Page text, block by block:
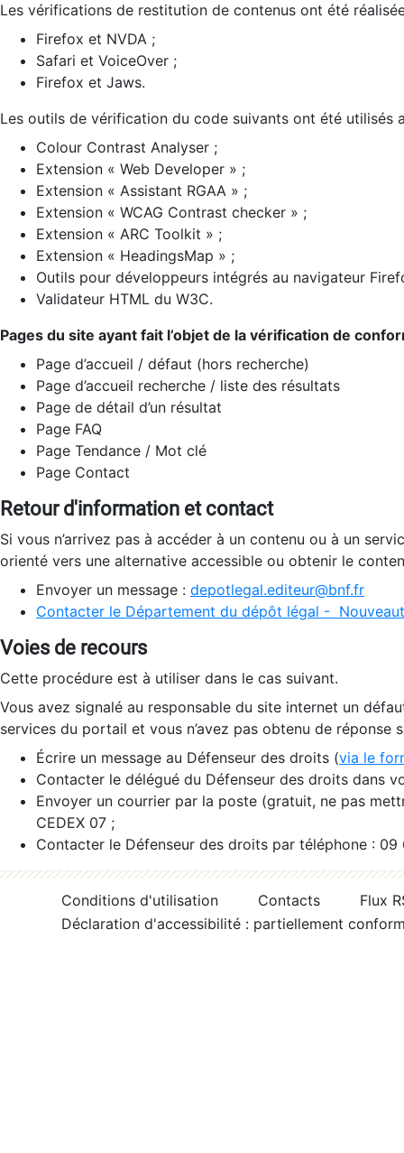
Les vérifications de restitution de contenus ont été
Firefox et NVDA ;
Safari et VoiceOver ;
Firefox et Jaws.
Les outils de vérification du code suivants ont été utilisés
Colour Contrast Analyser ;
Extension « Web Developer » ;
Extension « Assistant RGAA » ;
Extension « WCAG Contrast checker » ;
Extension « ARC Toolkit » ;
Extension « HeadingsMap » ;
Outils pour développeurs intégrés au navigateur
Validateur HTML du W3C.
Pages du site ayant fait l’objet de la vérification de
Page d’accueil / défaut (hors recherche)
Page d’accueil recherche / liste des résultats
Page de détail d’un résultat
Page FAQ
Page Tendance / Mot clé
Page Contact
Retour d'information et contact
Si vous n’arrivez pas à accéder à un contenu ou à un
orienté vers une alternative accessible ou obtenir le
Envoyer un message : depotlegal.editeur@bnf.fr
Contacter le Département du dépôt légal -
Voies de recours
Cette procédure est à utiliser dans le cas suivant.
Vous avez signalé au responsable du site internet un
services du portail et vous n’avez pas obtenu de réponse
Écrire un message au Défenseur des droits (via le
Contacter le délégué du Défenseur des droits dans
Envoyer un courrier par la poste (gratuit, ne pas
CEDEX 07 ;
Contacter le Défenseur des droits par téléphone :
Conditions d'utilisation Contacts
Flux
Déclaration d'accessibilité : partiellement